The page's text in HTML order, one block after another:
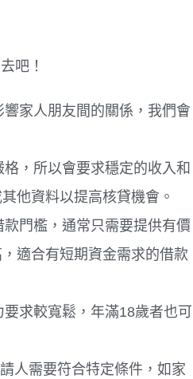
吧！
家人朋友間的關係，我們會
，所以會要求穩定的收入和
他資料以提高核貸機會。
門檻，通常只需要提供有價
適合有短期資金需求的借款
求較寬鬆，年滿18歲者也可
人需要符合特定條件，如家